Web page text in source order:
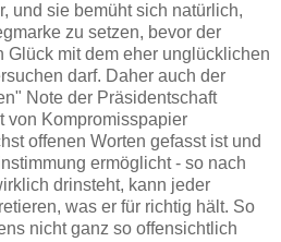
und sie bemüht sich natürlich,
zu setzen, bevor der
Glück mit dem eher unglücklichen
darf. Daher auch der
Note der Präsidentschaft
von Kompromisspapier
offenen Worten gefasst ist und
ermöglicht - so nach
drinsteht, kann jeder
was er für richtig hält. So
nicht ganz so offensichtlich